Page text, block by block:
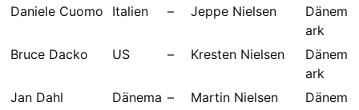
Daniele Cuomo
Italien – Jeppe Nielsen
Dänem
ark
Bruce Dacko
US – Kresten Nielsen
Dänem
ark
Jan Dahl
Dänema – Martin Nielsen
Dänem